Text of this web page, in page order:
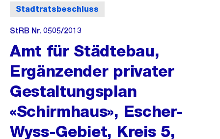
Stadtratsbeschluss
StRB Nr. 0505/2013
Amt für Städtebau,
Ergänzender privater
Gestaltungsplan
«Schirmhaus», Escher-
Wyss-Gebiet, Kreis 5,